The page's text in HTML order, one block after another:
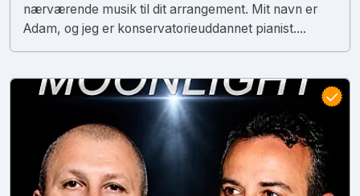
nærværende musik til dit arrangement. Mit navn er
Adam, og jeg er konservatorieuddannet pianist....